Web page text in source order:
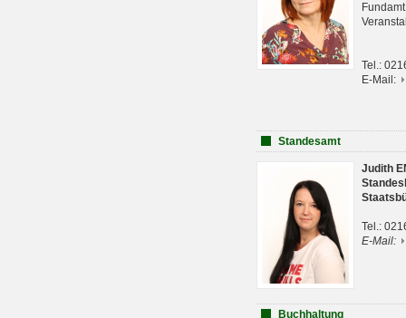
Tel.:
E-Mail:
Standesamt
Judith
Tel.:
E-Mail:
Buchhaltung